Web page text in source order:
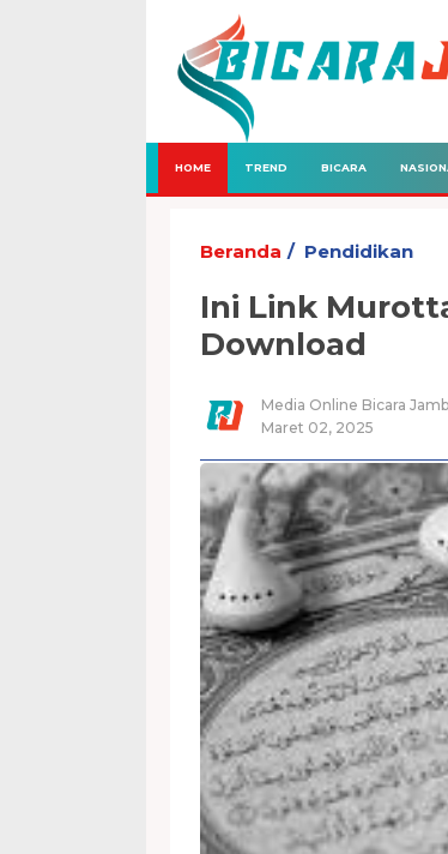
HOME TREND BICARA
Beranda Pendidikan
Ini Link
Download
Media Online Bicara
Maret 02, 2025